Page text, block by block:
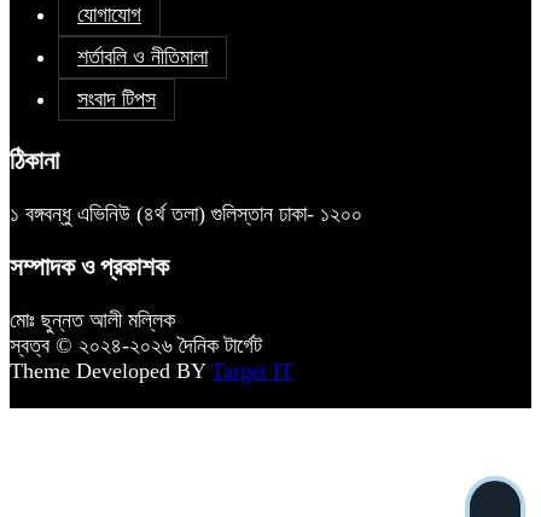
যোগাযোগ
শর্তাবলি ও নীতিমালা
সংবাদ টিপস
ঠিকানা
১ বঙ্গবন্ধু এভিনিউ (৪র্থ তলা) গুলিস্তান ঢাকা- ১২০০
সম্পাদক ও প্রকাশক
মোঃ ছুন্নত আলী মল্লিক
স্বত্ব © ২০২৪-২০২৬ দৈনিক টার্গেট
Theme Developed BY Target IT